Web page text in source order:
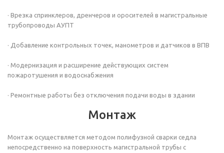
· Врезка спринклеров, дренчеров и оросителей в магистральные
трубопроводы АУПТ
· Добавление контрольных точек, манометров и датчиков в ВПВ
· Модернизация и расширение действующих систем
пожаротушения и водоснабжения
· Ремонтные работы без отключения подачи воды в здании
Монтаж
Монтаж осуществляется методом полифузной сварки седла
непосредственно на поверхность магистральной трубы с